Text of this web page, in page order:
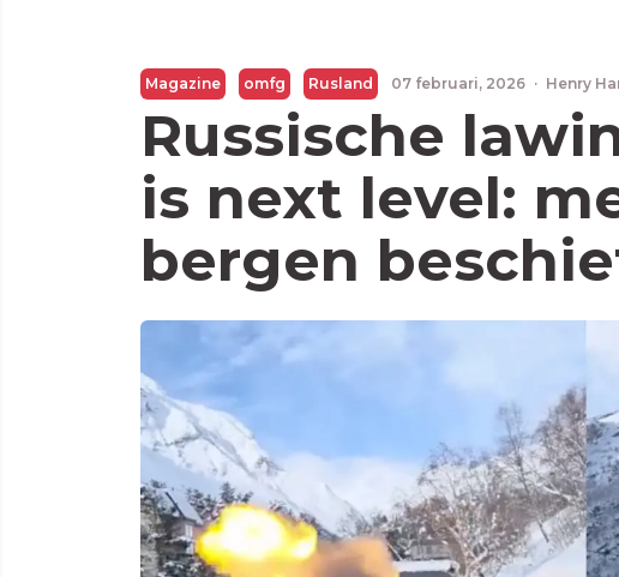
Magazine omfg Rusland 07 februari, 2026 · Henry
Russische
is next level:
bergen